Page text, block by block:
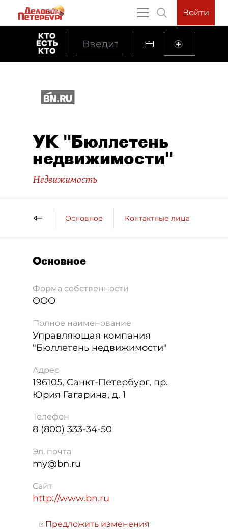
Войти
УК "Бюллетень
недвижимости"
Недвижимость
Основное Контактные лица
Основное
Форма собственности
ООО
Полное наименование
Управляющая компания
"Бюллетень недвижимости"
Адрес
196105, Санкт-Петербург, пр.
Юрия Гагарина, д. 1
Телефон
8 (800) 333-34-50
Эл. почта
my@bn.ru
Сайт
http://www.bn.ru
Предложить изменения